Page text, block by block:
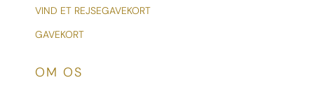
VIND ET REJSEGAVEKORT
GAVEKORT
OM OS